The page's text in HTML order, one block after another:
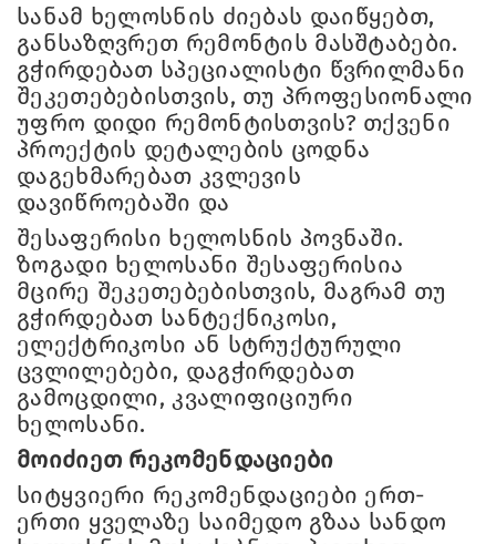
სანამ ხელოსნის ძიებას დაიწყებთ,
განსაზღვრეთ რემონტის მასშტაბები.
გჭირდებათ სპეციალისტი წვრილმანი
შეკეთებებისთვის, თუ პროფესიონალი
უფრო დიდი რემონტისთვის? თქვენი
პროექტის დეტალების ცოდნა
დაგეხმარებათ კვლევის
დავიწროებაში და
შესაფერისი ხელოსნის პოვნაში.
ზოგადი ხელოსანი შესაფერისია
მცირე შეკეთებებისთვის, მაგრამ თუ
გჭირდებათ სანტექნიკოსი,
ელექტრიკოსი ან სტრუქტურული
ცვლილებები, დაგჭირდებათ
გამოცდილი, კვალიფიციური
ხელოსანი.
მოიძიეთ რეკომენდაციები
სიტყვიერი რეკომენდაციები ერთ-
ერთი ყველაზე საიმედო გზაა სანდო